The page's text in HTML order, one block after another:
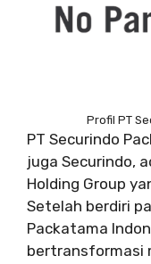
Profil PT
PT Securindo
juga Securindo,
Holding Group
Setelah berdiri
Packatama
bertransformasi